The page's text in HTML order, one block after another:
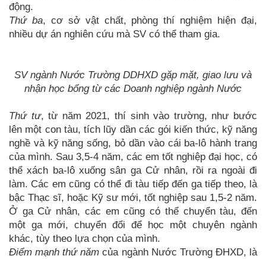
động.
Thứ ba, cơ sở vật chất, phòng thí nghiệm hiện đại,
nhiều dự án nghiên cứu mà SV có thể tham gia.
SV ngành Nước Trường DDHXD gặp mặt, giao lưu và
nhận học bổng từ các Doanh nghiệp ngành Nước
Thứ tư, từ năm 2021, thí sinh vào trường, như bước
lên một con tàu, tích lũy dần các gói kiến thức, kỹ năng
nghề và kỹ năng sống, bỏ dần vào cái ba-lô hành trang
của mình. Sau 3,5-4 năm, các em tốt nghiệp đại học, có
thể xách ba-lô xuống sân ga Cử nhân, rồi ra ngoài đi
làm. Các em cũng có thể đi tàu tiếp đến ga tiếp theo, là
bậc Thạc sĩ, hoặc Kỹ sư mới, tốt nghiệp sau 1,5-2 năm.
Ở ga Cử nhân, các em cũng có thể chuyển tàu, đến
một ga mới, chuyển đổi để học một chuyên ngành
khác, tùy theo lựa chọn của mình.
Điểm mạnh thứ năm của ngành Nước Trường ĐHXD, là